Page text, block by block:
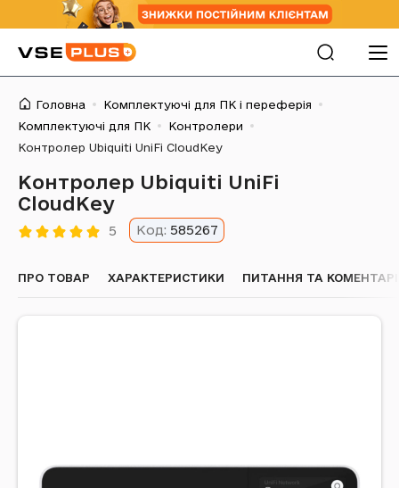
Головна
Комплектуючі для ПК і переферія
Комплектуючі для ПК
Контролери
Контролер Ubiquiti UniFi CloudKey
Контролер Ubiquiti UniFi
CloudKey
5 Код: 585267
ПРО ТОВАР ХАРАКТЕРИСТИКИ ПИТАННЯ ТА КОМЕНТАРІ